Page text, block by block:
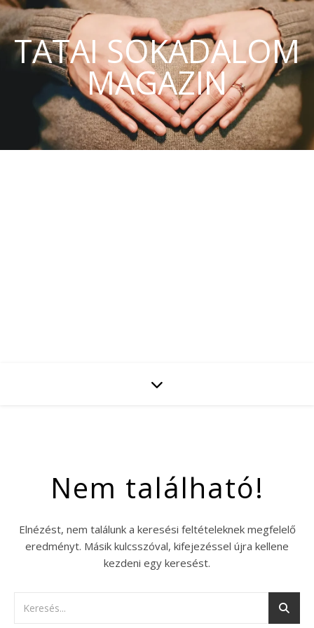
TATAI SOKADALOM
MAGAZIN
Nem található!
Elnézést, nem találunk a keresési feltételeknek megfelelő
eredményt. Másik kulcsszóval, kifejezéssel újra kellene
kezdeni egy keresést.